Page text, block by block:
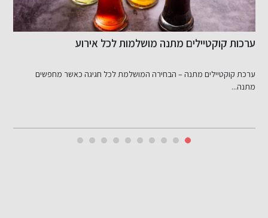
ערכות קוקטיילים מתנה מושלמות לכל אירוע
ערכת קוקטיילים מתנה – הבחירה המושלמת לכל חגיגה כאשר מחפשים
מתנה...